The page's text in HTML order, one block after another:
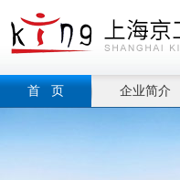
首 页 企业简介